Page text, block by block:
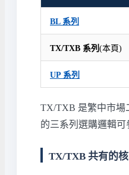
BL 系列
TX/TXB 系列 (本頁)
UP 系列
TX/TXB 是繁中市場
的三系列選購邏輯可
TX/TXB 共有的